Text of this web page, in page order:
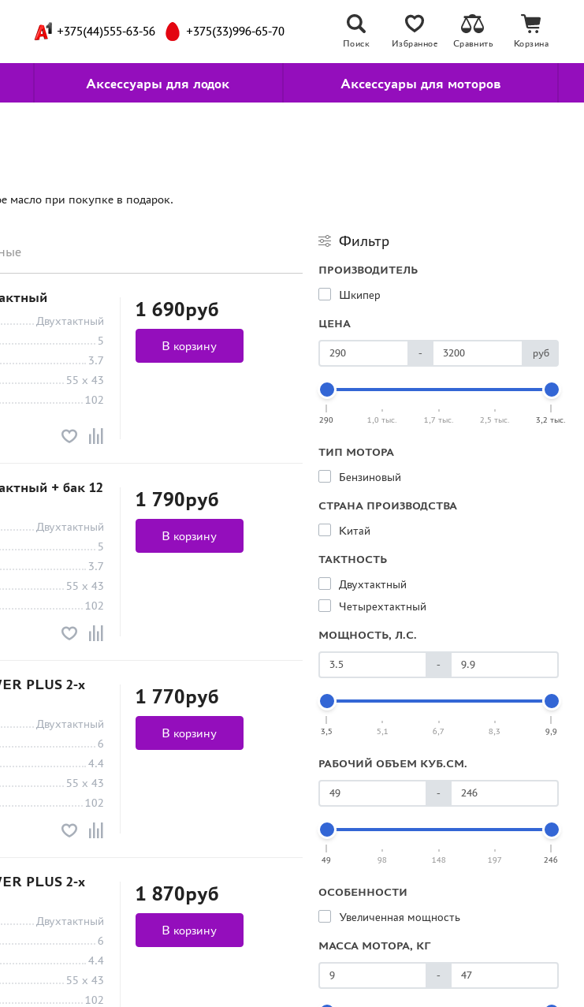
+375(44)555-63-56 +375(33)996-65-70
Поиск Избранное Сравнить Корзина
Аксессуары для лодок Аксессуары для моторов
масло при покупке в подарок.
Двухтактный
5
3.7
55 x 43
102
1 690руб
В корзину
+ бак 12
Двухтактный
5
3.7
55 x 43
102
1 790руб
В корзину
PLUS 2-х
Двухтактный
6
4.4
55 x 43
102
1 770руб
В корзину
PLUS 2-х
Двухтактный
6
4.4
55 x 43
102
1 870руб
В корзину
Фильтр
ПРОИЗВОДИТЕЛЬ
Шкипер
ЦЕНА
- руб
290 1,0 тыс. 1,7 тыс. 2,5 тыс. 3,2 тыс.
ТИП МОТОРА
Бензиновый
СТРАНА ПРОИЗВОДСТВА
Китай
ТАКТНОСТЬ
Двухтактный
Четырехтактный
МОЩНОСТЬ, Л.С.
-
3,5 5,1 6,7 8,3 9,9
РАБОЧИЙ ОБЪЕМ КУБ.СМ.
-
49 98 148 197 246
ОСОБЕННОСТИ
Увеличенная мощность
МАССА МОТОРА, КГ
-